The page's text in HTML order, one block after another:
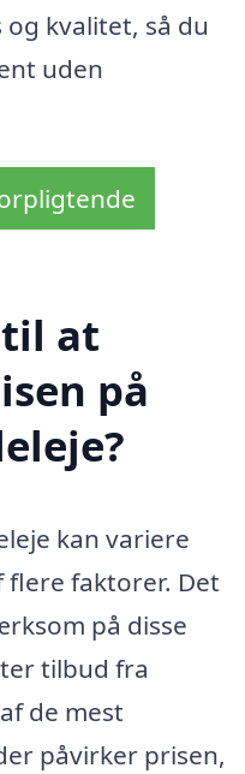
kvalitet, så du
uden
at
på
kan variere
faktorer. Det
på disse
tilbud fra
de mest
påvirker prisen,